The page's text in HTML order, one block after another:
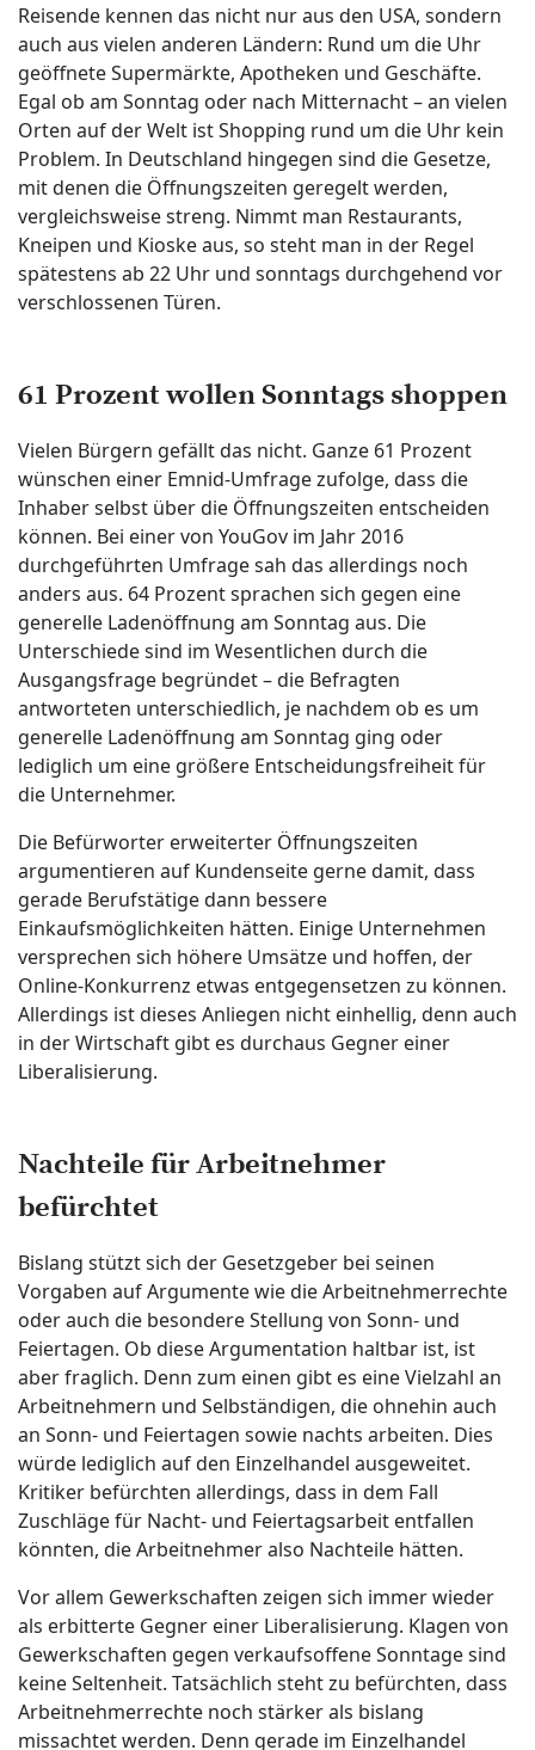
Reisende kennen das nicht nur aus den USA, sondern
auch aus vielen anderen Ländern: Rund um die Uhr
geöffnete Supermärkte, Apotheken und Geschäfte.
Egal ob am Sonntag oder nach Mitternacht – an vielen
Orten auf der Welt ist Shopping rund um die Uhr kein
Problem. In Deutschland hingegen sind die Gesetze,
mit denen die Öffnungszeiten geregelt werden,
vergleichsweise streng. Nimmt man Restaurants,
Kneipen und Kioske aus, so steht man in der Regel
spätestens ab 22 Uhr und sonntags durchgehend vor
verschlossenen Türen.
61 Prozent wollen Sonntags shoppen
Vielen Bürgern gefällt das nicht. Ganze 61 Prozent
wünschen einer Emnid-Umfrage zufolge, dass die
Inhaber selbst über die Öffnungszeiten entscheiden
können. Bei einer von YouGov im Jahr 2016
durchgeführten Umfrage sah das allerdings noch
anders aus. 64 Prozent sprachen sich gegen eine
generelle Ladenöffnung am Sonntag aus. Die
Unterschiede sind im Wesentlichen durch die
Ausgangsfrage begründet – die Befragten
antworteten unterschiedlich, je nachdem ob es um
generelle Ladenöffnung am Sonntag ging oder
lediglich um eine größere Entscheidungsfreiheit für
die Unternehmer.
Die Befürworter erweiterter Öffnungszeiten
argumentieren auf Kundenseite gerne damit, dass
gerade Berufstätige dann bessere
Einkaufsmöglichkeiten hätten. Einige Unternehmen
versprechen sich höhere Umsätze und hoffen, der
Online-Konkurrenz etwas entgegensetzen zu können.
Allerdings ist dieses Anliegen nicht einhellig, denn auch
in der Wirtschaft gibt es durchaus Gegner einer
Liberalisierung.
Nachteile für Arbeitnehmer
befürchtet
Bislang stützt sich der Gesetzgeber bei seinen
Vorgaben auf Argumente wie die Arbeitnehmerrechte
oder auch die besondere Stellung von Sonn- und
Feiertagen. Ob diese Argumentation haltbar ist, ist
aber fraglich. Denn zum einen gibt es eine Vielzahl an
Arbeitnehmern und Selbständigen, die ohnehin auch
an Sonn- und Feiertagen sowie nachts arbeiten. Dies
würde lediglich auf den Einzelhandel ausgeweitet.
Kritiker befürchten allerdings, dass in dem Fall
Zuschläge für Nacht- und Feiertagsarbeit entfallen
könnten, die Arbeitnehmer also Nachteile hätten.
Vor allem Gewerkschaften zeigen sich immer wieder
als erbitterte Gegner einer Liberalisierung. Klagen von
Gewerkschaften gegen verkaufsoffene Sonntage sind
keine Seltenheit. Tatsächlich steht zu befürchten, dass
Arbeitnehmerrechte noch stärker als bislang
missachtet werden. Denn gerade im Einzelhandel